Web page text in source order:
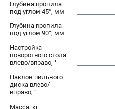
Угловые шлифмашины (УШМ)
Дрели
Лобзики
Пылесосы
АККУМУЛЯТОРНЫЙ ИНСТРУМЕНТ
Аккумуляторные шуруповерты
Глубина пропила
под углом 45°, мм
Глубина пропила
под углом 90°, мм
Настройка
поворотного стола
влево/вправо, °
Наклон пильного
диска влево/
вправо, °
Масса, кг